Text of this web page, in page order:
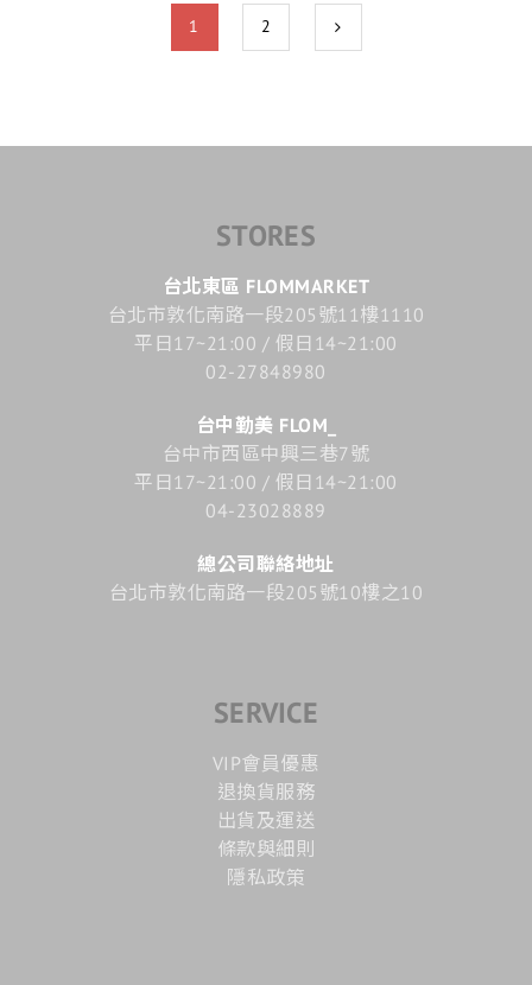
1 2
STORES
台北東區 FLOMMARKET
台北市敦化南路一段205號11樓1110
平日17~21:00 / 假日14~21:00
02-27848980
台中勤美 FLOM_
台中市西區中興三巷7號
平日17~21:00 / 假日14~21:00
04-23028889
總公司聯絡地址
台北市敦化南路一段205號10樓之10
SERVICE
VIP會員優惠
退換貨服務
出貨及運送
條款與細則
隱私政策